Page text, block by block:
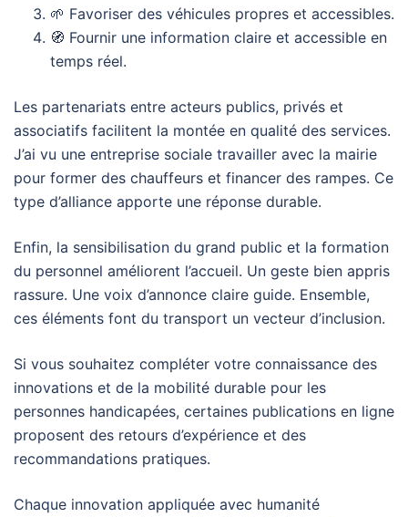
🌱 Favoriser des véhicules propres et accessibles.
🧭 Fournir une information claire et accessible en
temps réel.
Les partenariats entre acteurs publics, privés et
associatifs facilitent la montée en qualité des services.
J’ai vu une entreprise sociale travailler avec la mairie
pour former des chauffeurs et financer des rampes. Ce
type d’alliance apporte une réponse durable.
Enfin, la sensibilisation du grand public et la formation
du personnel améliorent l’accueil. Un geste bien appris
rassure. Une voix d’annonce claire guide. Ensemble,
ces éléments font du transport un vecteur d’inclusion.
Si vous souhaitez compléter votre connaissance des
innovations et de la mobilité durable pour les
personnes handicapées, certaines publications en ligne
proposent des retours d’expérience et des
recommandations pratiques.
Chaque innovation appliquée avec humanité